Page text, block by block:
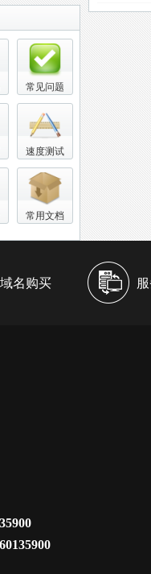
常见问题
速度测试
常用文档
域名购买